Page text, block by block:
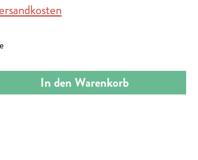
gewünschten Wert ein oder
In den Warenkorb